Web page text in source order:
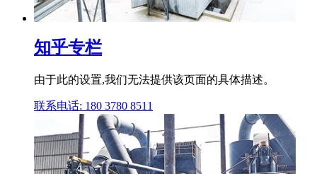
知乎专栏
由于此的设置,我们无法提供该页面的具体描述。
联系电话: 180 3780 8511